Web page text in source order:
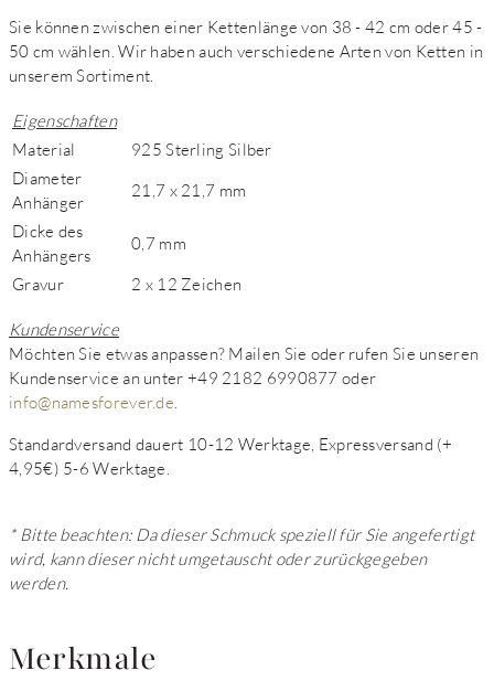
Sie können zwischen einer Kettenlänge von 38 - 42 cm oder 45 -
50 cm wählen. Wir haben auch verschiedene Arten von Ketten in
unserem Sortiment.
Eigenschaften
Material
925 Sterling Silber
Diameter
Anhänger
21,7 x 21,7 mm
Dicke des
Anhängers
0,7 mm
Gravur 2 x 12 Zeichen
Kundenservice
Möchten Sie etwas anpassen? Mailen Sie oder rufen Sie unseren
Kundenservice an unter +49 2182 6990877 oder
info@namesforever.de
Standardversand dauert 10-12 Werktage, Expressversand (+
4,95€) 5-6 Werktage.
* Bitte beachten: Da dieser Schmuck speziell für Sie angefertigt
wird, kann dieser nicht umgetauscht oder zurückgegeben
werden.
Merkmale